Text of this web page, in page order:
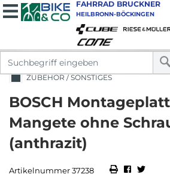
FAHRRAD BRUCKNER
HEILBRONN-BÖCKINGEN
ZUBEHÖR / SONSTIGES
BOSCH
Mangete ohne
(anthrazit)
Artikelnummer 37238